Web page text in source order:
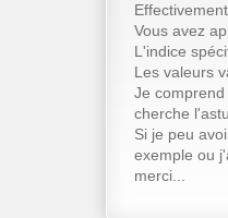
Vous avez
L'indice
Les valeurs
Je comprend
cherche
Si je peu
exemple ou
merci...